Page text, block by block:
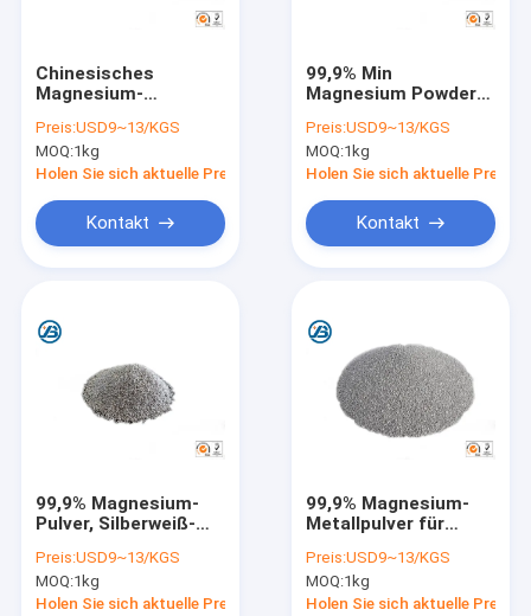
Chinesisches
Magnesium-
Hersteller-99,9% für
Zusatzwerkstoff-
Industrie
Preis:USD9~13/KGS
MOQ:1kg
Holen Sie sich aktuelle Preis
Kontakt
99,9% Min
Magnesium Powder
Bleilegierungen,
Metallurgie
Preis:USD9~13/KGS
MOQ:1kg
Holen Sie sich aktuelle Preis
Kontakt
99,9% Magnesium-
Pulver, Silberweiß-
metallischem Glanz
Preis:USD9~13/KGS
MOQ:1kg
Holen Sie sich aktuelle Preis
99,9% Magnesium-
Metallpulver für
und in Fuel Cell und in
den
Solaranwendungen
Preis:USD9~13/KGS
MOQ:1kg
Holen Sie sich aktuelle Preis